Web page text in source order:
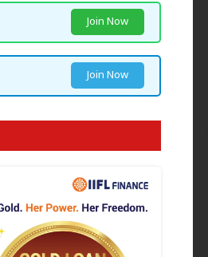
Join Now
Join Now